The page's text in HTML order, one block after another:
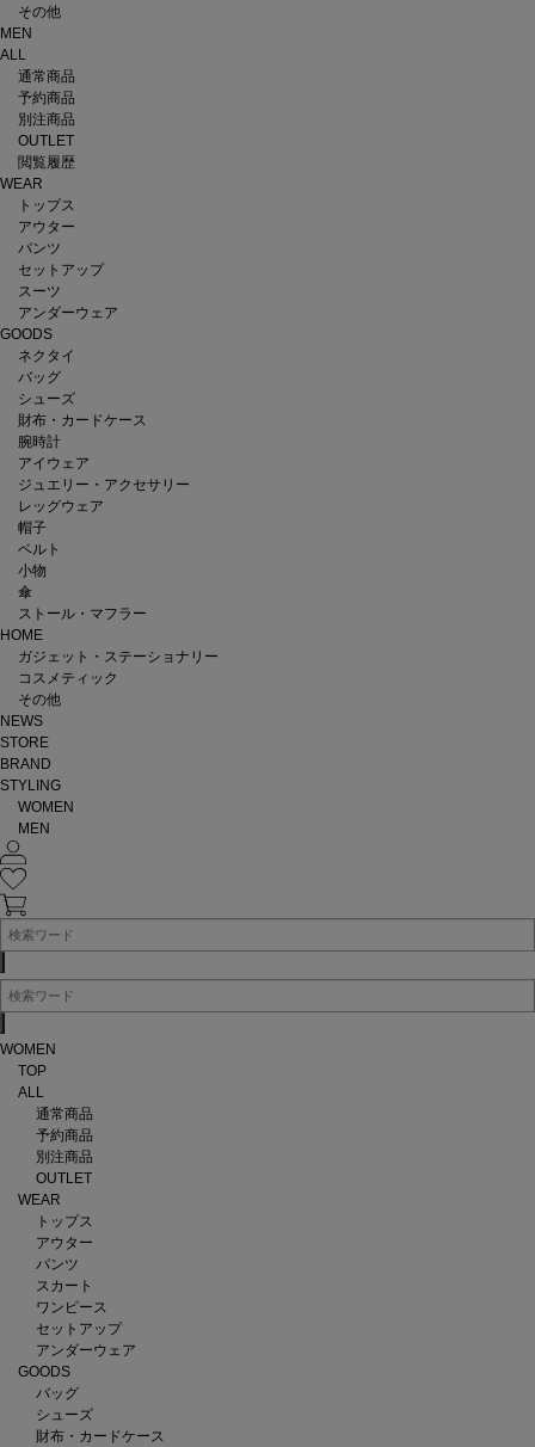
その他
MEN
ALL
通常商品
予約商品
別注商品
OUTLET
閲覧履歴
WEAR
トップス
アウター
パンツ
セットアップ
スーツ
アンダーウェア
GOODS
ネクタイ
バッグ
シューズ
財布・カードケース
腕時計
アイウェア
ジュエリー・アクセサリー
レッグウェア
帽子
ベルト
小物
傘
ストール・マフラー
HOME
ガジェット・ステーショナリー
コスメティック
その他
NEWS
STORE
BRAND
STYLING
WOMEN
MEN
WOMEN
TOP
ALL
通常商品
予約商品
別注商品
OUTLET
WEAR
トップス
アウター
パンツ
スカート
ワンピース
セットアップ
アンダーウェア
GOODS
バッグ
シューズ
財布・カードケース